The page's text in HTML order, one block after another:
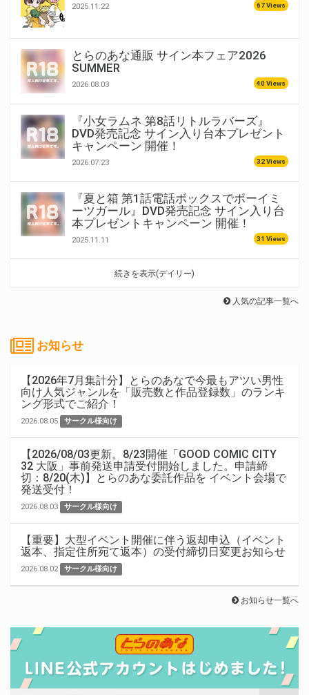
2025.11.22 67 Views
とらのあな通販 サイン本フェア2026
SUMMER
2026.08.03 40 Views
『小女ラムネ 第8話リトルラバーズ』
DVD発売記念 サイン入り台本プレゼント
キャンペーン 開催！
2026.07.23 32 Views
『夏と箱 第1話電話ボックスでボーイミ
ーツガール』DVD発売記念 サイン入り台
本プレゼントキャンペーン 開催！
2025.11.11 31 Views
続きを表示(デイリー)
人気の記事一覧へ
お知らせ
【2026年7月集計分】とらのあなで今最もアツい男性
向け人気ジャンルを「販売数と作品登録数」のランキ
ング形式でご紹介！
2026.08.05 サークル様向け
【2026/08/03更新。8/23開催「GOOD COMIC CITY
32 大阪」事前発送申請受付開始しました。申請締
切：8/20(木)】とらのあな委託作品を イベント会場で
発送受付！
2026.08.03 サークル様向け
【重要】大型イベント開催に伴う返却申込（イベント
返本、指定住所宛て返本）の受付締切日変更お知らせ
2026.08.02 サークル様向け
お知らせ一覧へ